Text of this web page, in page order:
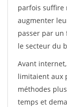
parfois suffire
augmenter
passer par un
le secteur du
Avant
limitaient aux
méthodes
temps et